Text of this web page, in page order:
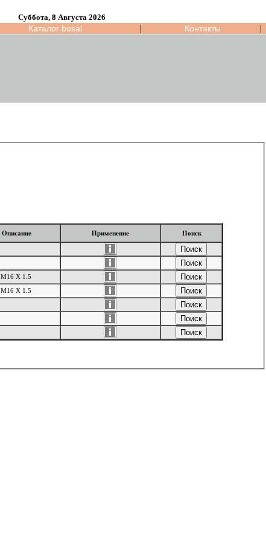
Суббота, 8 Августа 2026
Каталог bosal | Контакты |
Описание Применение Поиск
M16 X 1.5
M16 X 1.5